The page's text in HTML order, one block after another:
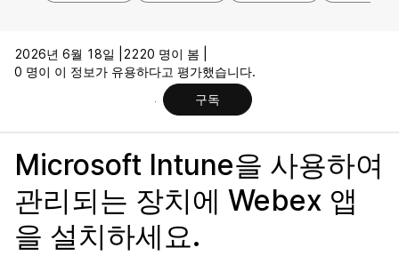
2026년 6월 18일 |
2220 명이 봄 |
0 명이 이 정보가 유용하다고 평가했습니다.
구독
Microsoft Intune을 사용하여
관리되는 장치에 Webex 앱
을 설치하세요.